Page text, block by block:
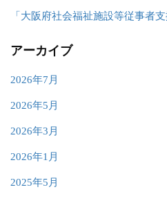
「大阪府社会福祉施設等従事者
アーカイブ
2026年7月
2026年5月
2026年3月
2026年1月
2025年5月